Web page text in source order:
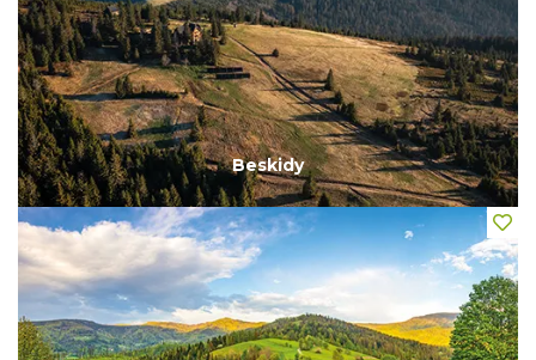
Beskidy